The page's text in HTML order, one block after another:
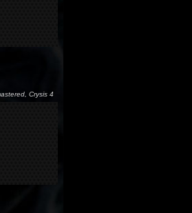
Crysis 4